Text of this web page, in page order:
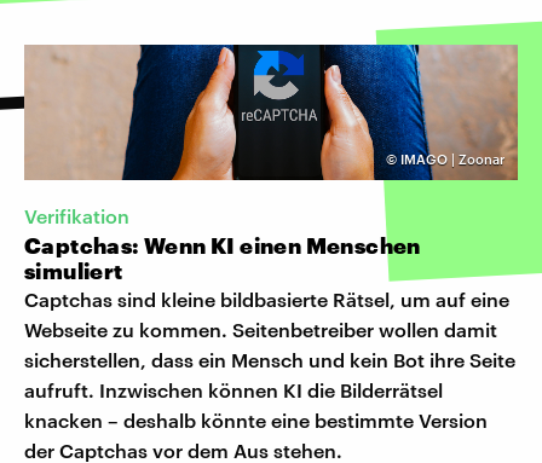
©IMAGO | Zoonar
Verifikation
Captchas: Wenn KI einen Menschen
simuliert
Captchas sind kleine bildbasierte Rätsel, um auf eine
Webseite zu kommen. Seitenbetreiber wollen damit
sicherstellen, dass ein Mensch und kein Bot ihre Seite
aufruft. Inzwischen können KI die Bilderrätsel
knacken – deshalb könnte eine bestimmte Version
der Captchas vor dem Aus stehen.